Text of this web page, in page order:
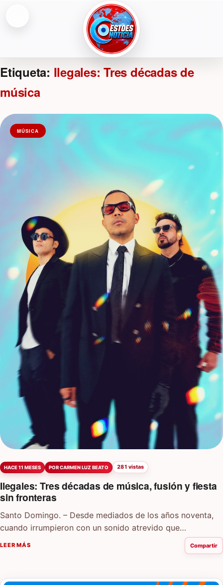
ESTOESNOTICIA|NOTICIAS
Etiqueta: Ilegales: Tres décadas de
música
MÚSICA
HACE 11 MESES POR CARMEN LUZ BEATO 281 vistas
Ilegales: Tres décadas de música, fusión y fiesta
sin fronteras
Santo Domingo. – Desde mediados de los años noventa,
cuando irrumpieron con un sonido atrevido que
combinaba el merengue con elementos del…
LEER MÁS Compartir